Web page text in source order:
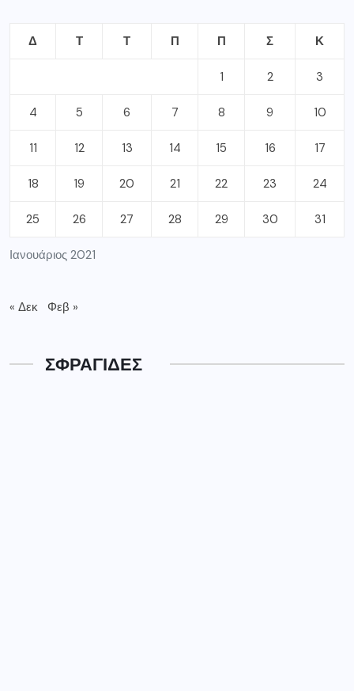
Ιανουάριος 2021
Δ Τ Τ Π Π Σ Κ
1 2 3
4 5 6 7 8 9 10
11 12 13 14 15 16 17
18 19 20 21 22 23 24
25 26 27 28 29 30 31
« Δεκ Φεβ »
ΣΦΡΑΓΙΔΕΣ